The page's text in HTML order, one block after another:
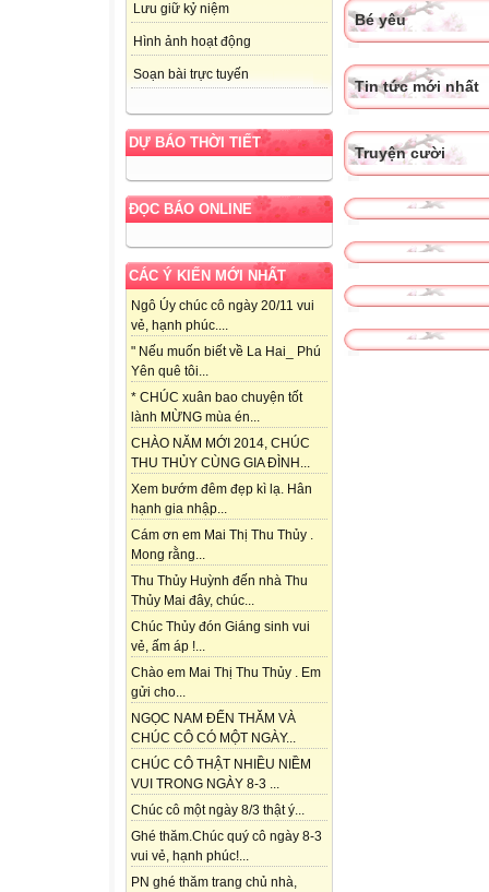
Lưu giữ kỷ niệm
Hình ảnh hoạt động
Soạn bài trực tuyến
DỰ BÁO THỜI TIẾT
ĐỌC BÁO ONLINE
CÁC Ý KIẾN MỚI NHẤT
Ngô Úy chúc cô ngày 20/11 vui
vẻ, hạnh phúc....
" Nếu muốn biết về La Hai_ Phú
Yên quê tôi...
* CHÚC xuân bao chuyện tốt
lành MỪNG mùa én...
CHÀO NĂM MỚI 2014, CHÚC
THU THỦY CÙNG GIA ĐÌNH...
Xem bướm đêm đẹp kì lạ. Hân
hạnh gia nhập...
Cám ơn em Mai Thị Thu Thủy .
Mong rằng...
Thu Thủy Huỳnh đến nhà Thu
Thủy Mai đây, chúc...
Chúc Thủy đón Giáng sinh vui
vẻ, ấm áp !...
Chào em Mai Thị Thu Thủy . Em
gửi cho...
NGỌC NAM ĐẾN THĂM VÀ
CHÚC CÔ CÓ MỘT NGÀY...
CHÚC CÔ THẬT NHIỀU NIỀM
VUI TRONG NGÀY 8-3 ...
Chúc cô một ngày 8/3 thật ý...
Ghé thăm.Chúc quý cô ngày 8-3
vui vẻ, hạnh phúc!...
PN ghé thăm trang chủ nhà,
Bé yêu
Tin tức mới nhất
Truyện cười